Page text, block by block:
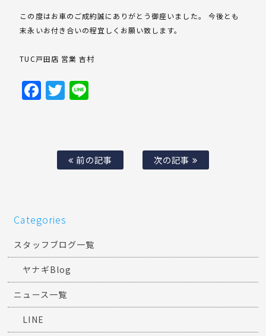
この度はお車のご成約誠にありがとう御座いました。 今後とも
末永いお付き合いの程宜しくお願い致します。
TUC戸田店 営業 吉村
Facebook
Twitter
前の記事 次の記事
Categories
スタッフブログ一覧
ヤナギBlog
ニュース一覧
LINE